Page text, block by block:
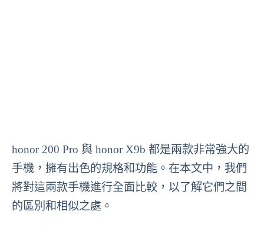
honor 200 Pro 與 honor X9b 都是兩款非常強大的
手機，擁有出色的規格和功能。在本文中，我們
將對這兩款手機進行全面比較，以了解它們之間
的區別和相似之處。